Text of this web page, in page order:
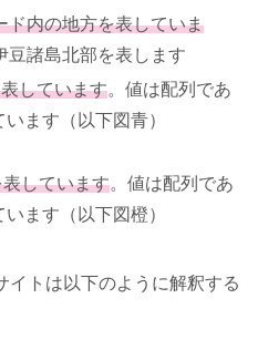
ド内の地方を表していま
豆諸島北部を表します
しています。値は配列であ
ます（以下図青）
表しています。値は配列であ
ます（以下図橙）
イトは以下のように解釈する